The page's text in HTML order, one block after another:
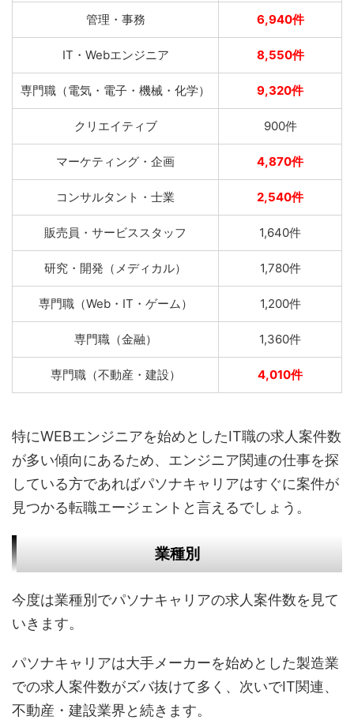
管理・事務 6,940件
IT・Webエンジニア 8,550件
専門職（電気・電子・機械・化学） 9,320件
クリエイティブ 900件
マーケティング・企画 4,870件
コンサルタント・士業 2,540件
販売員・サービススタッフ 1,640件
研究・開発（メディカル） 1,780件
専門職（Web・IT・ゲーム） 1,200件
専門職（金融） 1,360件
専門職（不動産・建設） 4,010件
特にWEBエンジニアを始めとしたIT職の求人案件数
が多い傾向にあるため、エンジニア関連の仕事を探
している方であればパソナキャリアはすぐに案件が
見つかる転職エージェントと言えるでしょう。
業種別
今度は業種別でパソナキャリアの求人案件数を見て
いきます。
パソナキャリアは大手メーカーを始めとした製造業
での求人案件数がズバ抜けて多く、次いでIT関連、
不動産・建設業界と続きます。